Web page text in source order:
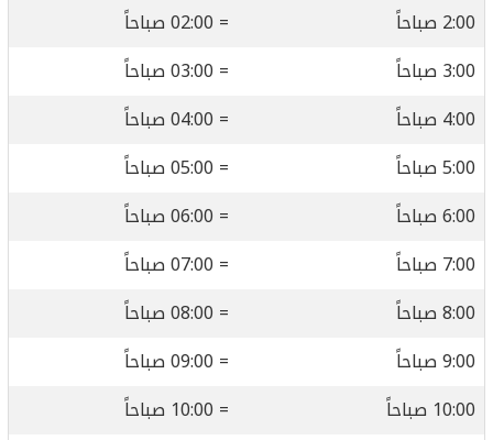
2:00 صباحاً
= 02:00 صباحاً
3:00 صباحاً
= 03:00 صباحاً
4:00 صباحاً
= 04:00 صباحاً
5:00 صباحاً
= 05:00 صباحاً
6:00 صباحاً
= 06:00 صباحاً
7:00 صباحاً
= 07:00 صباحاً
8:00 صباحاً
= 08:00 صباحاً
9:00 صباحاً
= 09:00 صباحاً
10:00 صباحاً
= 10:00 صباحاً